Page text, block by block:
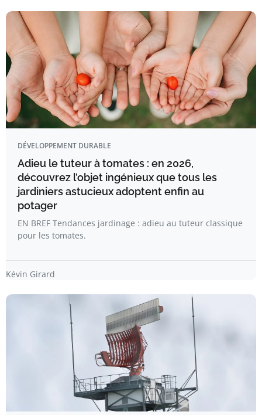
DÉVELOPPEMENT DURABLE
Adieu le tuteur à tomates : en 2026,
découvrez l’objet ingénieux que tous les
jardiniers astucieux adoptent enfin au
potager
EN BREF Tendances jardinage : adieu au tuteur classique
pour les tomates.
Kévin Girard